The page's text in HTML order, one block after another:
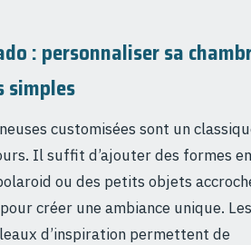
: personnaliser sa
simples
customisées sont un
Il suffit d’ajouter des formes en
ou des petits objets
créer une ambiance unique. Les
d’inspiration permettent de